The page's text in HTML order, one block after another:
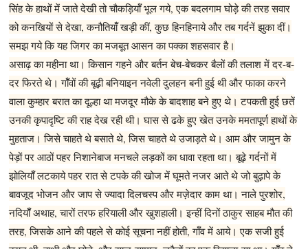
सिंह के हाथों में जाते देखी तो चौकड़ियॉँ भूल गये, एक बदलगाम घोड़े की तरह सवार
को कनखियों से देखा, कनौतियॉँ खड़ी कीं, कुछ हिनहिनाये और तब गर्दनें झुका दीं।
समझ गये कि यह जिगर का मजबूत आसन का पक्का शहसवार है।
असाढ़ का महीना था। किसान गहने और बर्तन बेच-बेचकर बैलों की तलाश में दर-ब-
दर फिरते थे। गॉँवों की बूढ़ी बनियाइन नवेली दुलहन बनी हुई थी और फाका करने
वाला कुम्हार बरात का दूल्हा था मजदूर मौके के बादशाह बने हुए थे। टपकती हुई छतें
उनकी कृपादृष्टि की राह देख रही थी। घास से ढके हुए खेत उनके ममतापूर्ण हाथों के
मुहताज। जिसे चाहते थे बसाते थे, जिस चाहते थे उजाड़ते थे। आम और जामुन के
पेड़ों पर आठों पहर निशानेबाज मनचले लड़कों का धावा रहता था। बूढ़े गर्दनों में
झोलियॉँ लटकाये पहर रात से टपके की खोज में घूमते नजर आते थे जो बुढ़ापे के
बावजूद भोजन और जाप से ज्यादा दिलचस्प और मज़ेदार काम था। नाले पुरशोर,
नदियॉँ अथाह, चारों तरफ हरियाली और खुशहाली। इन्हीं दिनों ठाकुर साहब मौत की
तरह, जिसके आने की पहले से कोई सूचना नहीं होती, गॉँव में आये। एक सजी हुई